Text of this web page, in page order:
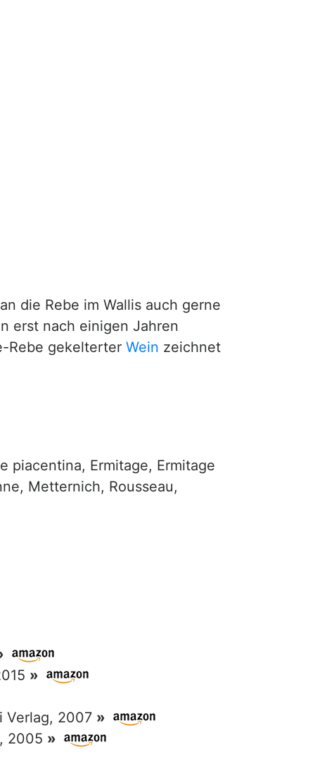
die Rebe im Wallis auch gerne
erst nach einigen Jahren
Rebe gekelterter Wein zeichnet
piacentina, Ermitage, Ermitage
Metternich, Rousseau,
»
Verlag, 2007 »
2005 »